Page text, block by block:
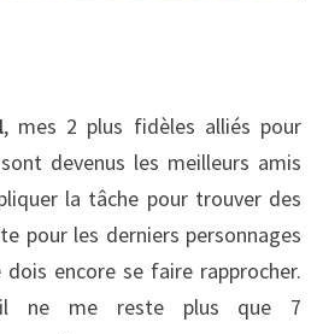
, mes 2 plus fidèles alliés pour
devenus les meilleurs amis
la tâche pour trouver des
pour les derniers personnages
encore se faire rapprocher.
il ne me reste plus que 7